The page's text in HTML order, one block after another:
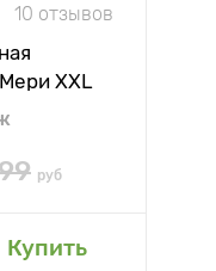
10 отзывов
XXL
руб
Купить